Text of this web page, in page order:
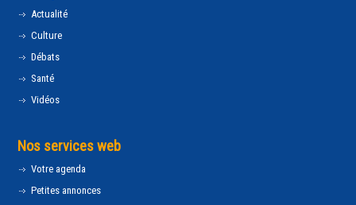
Actualité
Culture
Débats
Santé
Vidéos
Nos services web
Votre agenda
Petites annonces